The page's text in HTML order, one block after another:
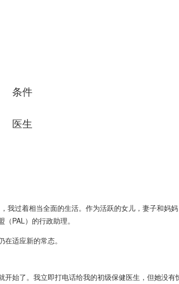
条件
医生
，我过着相当全面的生活。作为活跃的女儿，妻子和妈
PAL）的行政助理。
适应新的常态。
始了。我立即打电话给我的初级保健医生，但她没有